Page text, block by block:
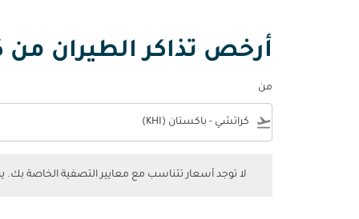
أرخص تذاكر الطيران من
من
flight_takeoff
لا توجد أسعار تتناسب مع معايير التصفية الخاصة